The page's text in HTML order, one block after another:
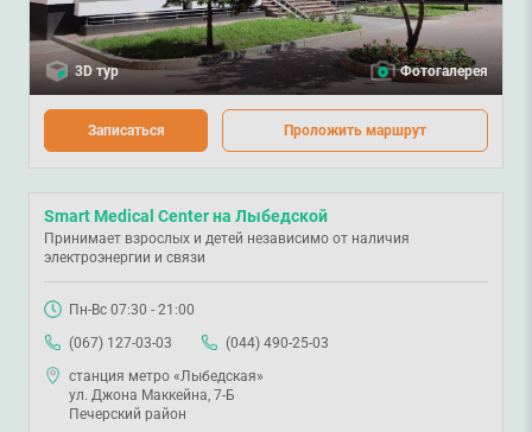
3D тур Фотогалерея
Записаться Проложить маршрут
Smart Medical Center на Лыбедской
Принимает взрослых и детей независимо от наличия
электроэнергии и связи
Пн-Вс 07:30 - 21:00
(067) 127-03-03
(044) 490-25-03
станция метро «Лыбедская»
ул. Джона Маккейна, 7-Б
Печерский район